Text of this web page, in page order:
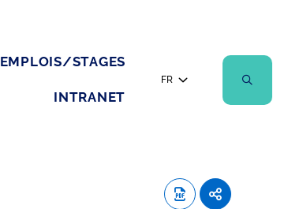
EMPLOIS/STAGES
INTRANET
FR